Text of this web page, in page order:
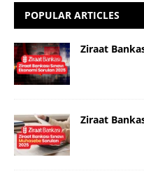
POPULAR ARTICLES
Ziraat
Ziraat